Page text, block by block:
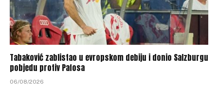
Tabaković zablistao u evropskom debiju i donio Salzburgu
pobjedu protiv Pafosa
06/08/2026